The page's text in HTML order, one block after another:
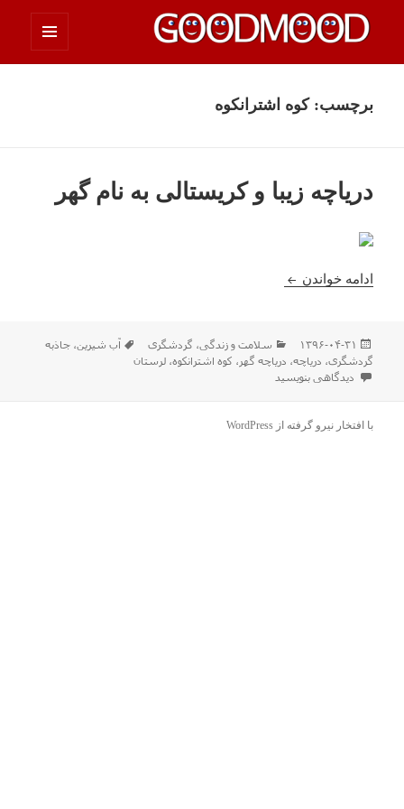
چیزای خووب مووب
برچسب:کوه اشترانکوه
دریاچه زیبا و کریستالی به نام گهر
ادامه خواندن دریاچه زیبا و کریستالی به نام گهر
ارسال
شده
در
۱۳۹۶-۰۴-۳۱ دسته‌ها
سلامت و زندگی، گردشگری برچسب‌ها
آب شیرین،جاذبه
گردشگری، دریاچه، دریاچه گهر ، کوه اشترانکوه،لرستان
برای دریاچه زیبا و کریستالی به نام گهر
دیدگاهی بنویسید
با افتخار نیرو گرفته از WordPress